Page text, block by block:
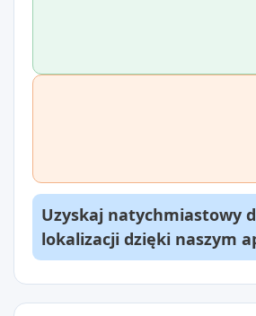
Uzyskaj natychmiastowy
lokalizacji dzięki naszym